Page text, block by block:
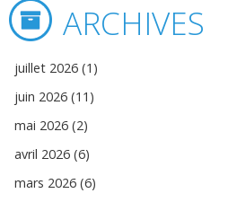
ARCHIVES
juillet 2026 (1)
juin 2026 (11)
mai 2026 (2)
avril 2026 (6)
mars 2026 (6)